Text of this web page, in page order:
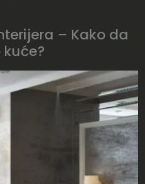
– Kako da